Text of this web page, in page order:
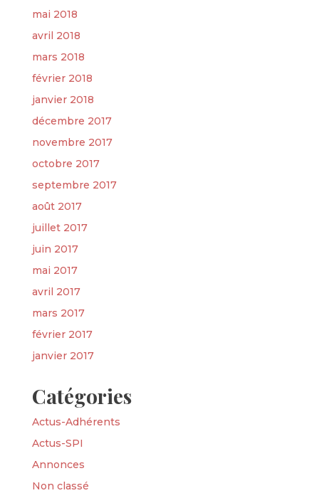
mai 2018
avril 2018
mars 2018
février 2018
janvier 2018
décembre 2017
novembre 2017
octobre 2017
septembre 2017
août 2017
juillet 2017
juin 2017
mai 2017
avril 2017
mars 2017
février 2017
janvier 2017
Catégories
Actus-Adhérents
Actus-SPI
Annonces
Non classé